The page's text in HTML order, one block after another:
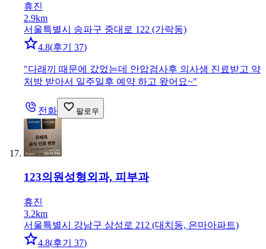
휴진
2.9km
서울특별시 송파구 중대로 122 (가락동)
4.8(후기 37)
"다래끼 때문에 갔었는데 안압검사후 의사샘 진료받고 약
처방 받아서 일주일후 예약 하고 왔어요~"
전화 팔로우
123의원성형외과, 피부과
휴진
3.2km
서울특별시 강남구 삼성로 212 (대치동, 은마아파트)
4.8(후기 37)